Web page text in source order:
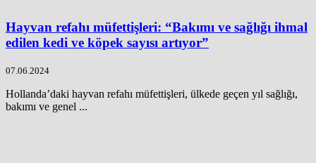
Hayvan refahı müfettişleri: “Bakımı ve sağlığı ihmal
edilen kedi ve köpek sayısı artıyor”
07.06.2024
Hollanda’daki hayvan refahı müfettişleri, ülkede geçen yıl sağlığı,
bakımı ve genel ...